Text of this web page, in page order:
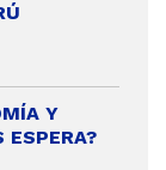
Y
ESPERA?